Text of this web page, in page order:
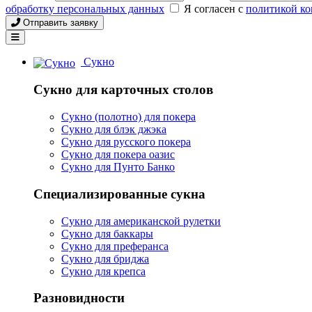
обработку персональных данных
Я согласен с политикой
Отправить заявку
Сукно
Сукно для карточных столов
Сукно (полотно) для покера
Сукно для блэк джэка
Сукно для русского покера
Сукно для покера оазис
Сукно для Пунто Банко
Специализированные сукна
Сукно для американской рулетки
Сукно для баккары
Сукно для преферанса
Сукно для бриджа
Сукно для крепса
Разновидности